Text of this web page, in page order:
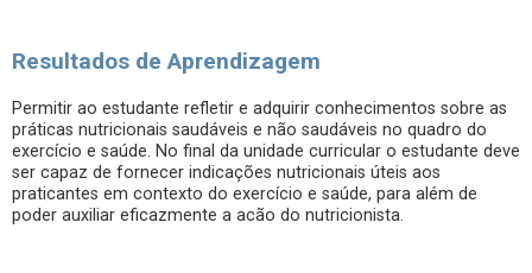
Resultados de Aprendizagem
Permitir ao estudante refletir e adquirir conhecimentos sobre as
práticas nutricionais saudáveis e não saudáveis no quadro do
exercício e saúde. No final da unidade curricular o estudante deve
ser capaz de fornecer indicações nutricionais úteis aos
praticantes em contexto do exercício e saúde, para além de
poder auxiliar eficazmente a acão do nutricionista.